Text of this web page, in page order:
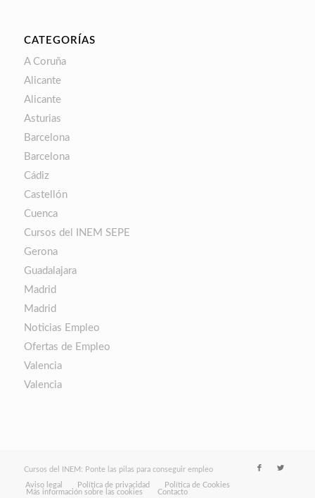
CATEGORÍAS
A Coruña
Alicante
Alicante
Asturias
Barcelona
Barcelona
Cádiz
Castellón
Cuenca
Cursos del INEM SEPE
Gerona
Guadalajara
Madrid
Madrid
Noticias Empleo
Ofertas de Empleo
Valencia
Valencia
Cursos del INEM: Ponte las pilas para conseguir empleo
Aviso legal
Política de privacidad
Política de Cookies
Más información sobre las cookies
Contacto